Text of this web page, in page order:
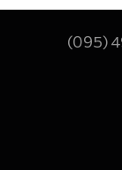
(095)